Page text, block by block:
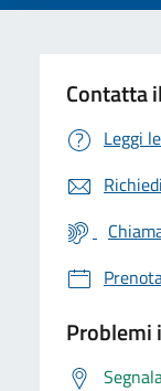
Contatta
Leggi
Problemi